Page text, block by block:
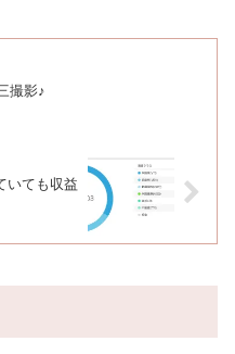
撮影♪
いても収益